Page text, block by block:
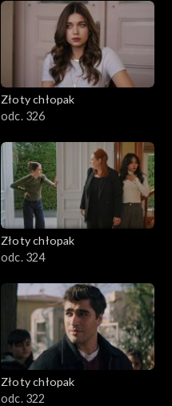
Złoty chłopak
odc. 326
Złoty chłopak
odc. 324
Złoty chłopak
odc. 322